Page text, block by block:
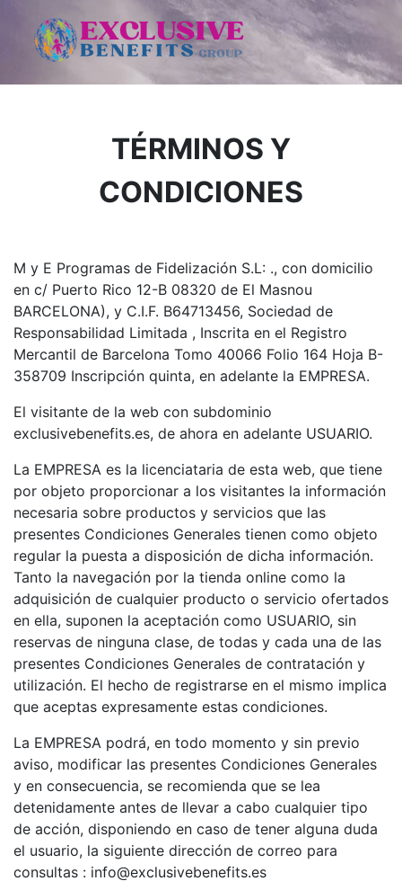
TÉRMINOS Y
CONDICIONES
M y E Programas de Fidelización S.L: ., con domicilio
en c/ Puerto Rico 12-B 08320 de El Masnou
BARCELONA), y C.I.F. B64713456, Sociedad de
Responsabilidad Limitada , Inscrita en el Registro
Mercantil de Barcelona Tomo 40066 Folio 164 Hoja B-
358709 Inscripción quinta, en adelante la EMPRESA.
El visitante de la web con subdominio
exclusivebenefits.es, de ahora en adelante USUARIO.
La EMPRESA es la licenciataria de esta web, que tiene
por objeto proporcionar a los visitantes la información
necesaria sobre productos y servicios que las
presentes Condiciones Generales tienen como objeto
regular la puesta a disposición de dicha información.
Tanto la navegación por la tienda online como la
adquisición de cualquier producto o servicio ofertados
en ella, suponen la aceptación como USUARIO, sin
reservas de ninguna clase, de todas y cada una de las
presentes Condiciones Generales de contratación y
utilización. El hecho de registrarse en el mismo implica
que aceptas expresamente estas condiciones.
La EMPRESA podrá, en todo momento y sin previo
aviso, modificar las presentes Condiciones Generales
y en consecuencia, se recomienda que se lea
detenidamente antes de llevar a cabo cualquier tipo
de acción, disponiendo en caso de tener alguna duda
el usuario, la siguiente dirección de correo para
consultas : info@exclusivebenefits.es